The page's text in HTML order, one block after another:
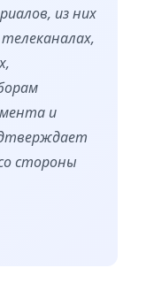
из них
и
стороны